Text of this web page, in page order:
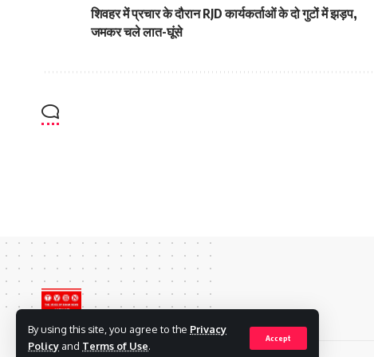
By using this site, you agree to the Privacy
Policy and Terms of Use.
Accept
शिवहर में प्रचार के दौरान RJD कार्यकर्ताओं के दो गुटों में झड़प,
जमकर चले लात-घूंसे